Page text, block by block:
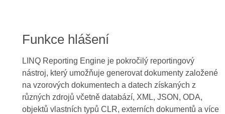
Funkce hlášení
LINQ Reporting Engine je pokročilý reportingový
nástroj, který umožňuje generovat dokumenty založené
na vzorových dokumentech a datech získaných z
různých zdrojů včetně databází, XML, JSON, ODA,
objektů vlastních typů CLR, externích dokumentů a více